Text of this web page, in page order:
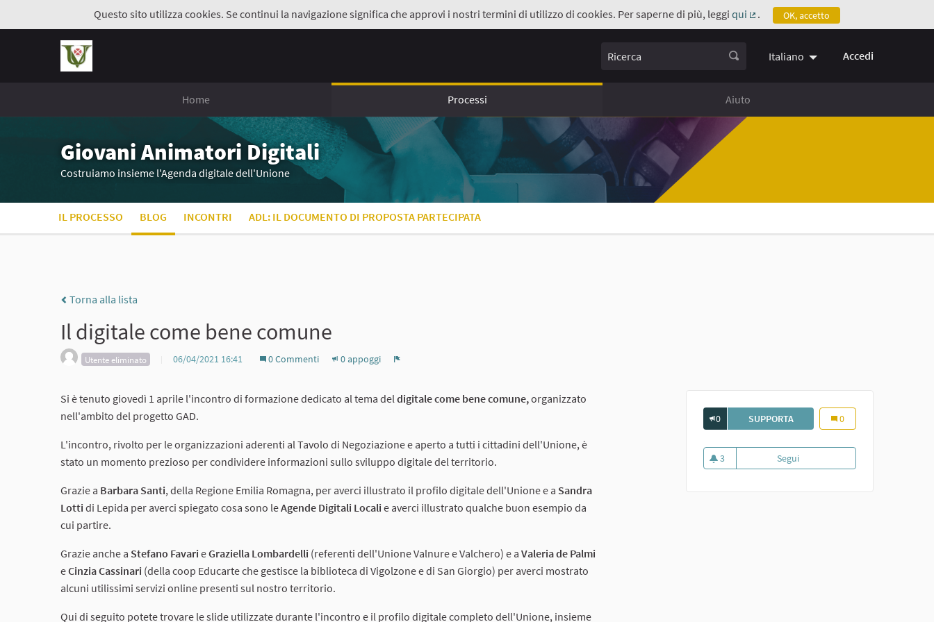
Questo sito utilizza cookies. Se continui la navigazione significa che approvi i nostri termini di utilizzo di cookies. Per saperne di più, leggi qui
(Collegamento esterno)
. OK, accetto
Ricerca Italiano Accedi
Home Processi Aiuto
Giovani Animatori Digitali
Costruiamo insieme l'Agenda digitale dell'Unione
IL PROCESSO BLOG INCONTRI ADL: IL DOCUMENTO DI PROPOSTA PARTECIPATA
Torna alla lista
Il digitale come bene comune
Utente eliminato 06/04/2021 16:41 0 Commenti 0 appoggi
0 SUPPORTAIL DIGITALE COME BENE COMUNE
0
3
3 sostenitori
Segui
Si è tenuto giovedì 1 aprile l'incontro di formazione dedicato al tema del digitale come bene comune,organizzato
nell'ambito del progetto GAD.
L'incontro, rivolto per le organizzazioni aderenti al Tavolo di Negoziazione e aperto a tutti i cittadini dell'Unione, è
stato un momento prezioso per condividere informazioni sullo sviluppo digitale del territorio.
Grazie a Barbara Santi, della Regione Emilia Romagna, per averci illustrato il profilo digitale dell'Unione e a Sandra
Lotti di Lepida per averci spiegato cosa sono leAgende Digitali Locali e averci illustrato qualche buon esempio da
cui partire.
Grazie anche a Stefano Favari eGraziella Lombardelli (referenti dell'Unione Valnure e Valchero) e a Valeria de Palmi
eCinzia Cassinari (della coop Educarte che gestisce la biblioteca di Vigolzone e di San Giorgio) per averci mostrato
alcuni utilissimi servizi online presenti sul nostro territorio.
Qui di seguito potete trovare le slide utilizzate durante l'incontro e il profilo digitale completo dell'Unione, insieme